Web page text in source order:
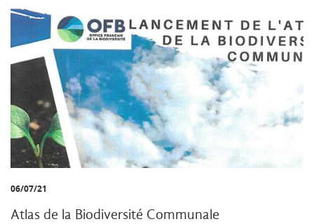
06/07/21
Atlas de la Biodiversité Communale